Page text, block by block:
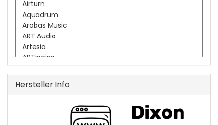
Hersteller Info